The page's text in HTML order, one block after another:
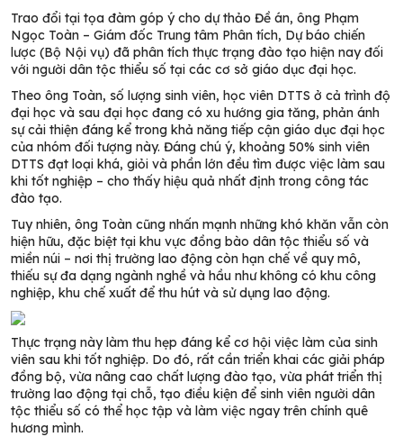
Trao đổi tại tọa đàm góp ý cho dự thảo Đề án, ông Phạm
Ngọc Toàn – Giám đốc Trung tâm Phân tích, Dự báo chiến
lược (Bộ Nội vụ) đã phân tích thực trạng đào tạo hiện nay đối
với người dân tộc thiểu số tại các cơ sở giáo dục đại học.
Theo ông Toàn, số lượng sinh viên, học viên DTTS ở cả trình độ
đại học và sau đại học đang có xu hướng gia tăng, phản ánh
sự cải thiện đáng kể trong khả năng tiếp cận giáo dục đại học
của nhóm đối tượng này. Đáng chú ý, khoảng 50% sinh viên
DTTS đạt loại khá, giỏi và phần lớn đều tìm được việc làm sau
khi tốt nghiệp – cho thấy hiệu quả nhất định trong công tác
đào tạo.
Tuy nhiên, ông Toàn cũng nhấn mạnh những khó khăn vẫn còn
hiện hữu, đặc biệt tại khu vực đồng bào dân tộc thiểu số và
miền núi – nơi thị trường lao động còn hạn chế về quy mô,
thiếu sự đa dạng ngành nghề và hầu như không có khu công
nghiệp, khu chế xuất để thu hút và sử dụng lao động.
Thực trạng này làm thu hẹp đáng kể cơ hội việc làm của sinh
viên sau khi tốt nghiệp. Do đó, rất cần triển khai các giải pháp
đồng bộ, vừa nâng cao chất lượng đào tạo, vừa phát triển thị
trường lao động tại chỗ, tạo điều kiện để sinh viên người dân
tộc thiểu số có thể học tập và làm việc ngay trên chính quê
hương mình.